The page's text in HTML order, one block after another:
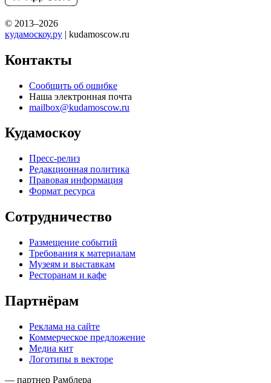
© 2013–2026
кудамоскоу.ру | kudamoscow.ru
Контакты
Сообщить об ошибке
Наша электронная почта
mailbox@kudamoscow.ru
Кудамоскоу
Пресс-релиз
Редакционная политика
Правовая информация
Формат ресурса
Сотрудничество
Размещение событий
Требования к материалам
Музеям и выставкам
Ресторанам и кафе
Партнёрам
Реклама на сайте
Коммерческое предложение
Медиа кит
Логотипы в векторе
— партнер Рамблера